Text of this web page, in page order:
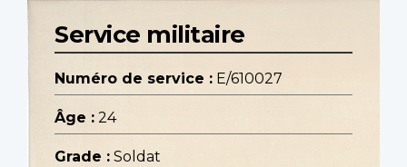
Service militaire
Numéro de service : E/610027
Âge : 24
Grade : Soldat